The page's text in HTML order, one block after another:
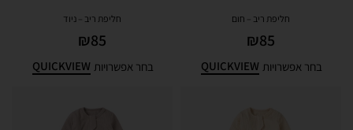
חליפת ריב – חום
₪85
בחר אפשרויות QUICKVIEW
חליפת ריב – ניוד
₪85
בחר אפשרויות QUICKVIEW